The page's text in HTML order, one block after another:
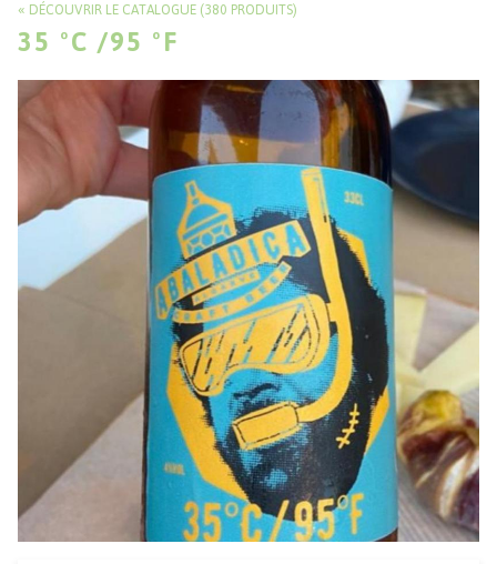
DÉCOUVRIR LE CATALOGUE (380 PRODUITS)
35 ºC /95 ºF